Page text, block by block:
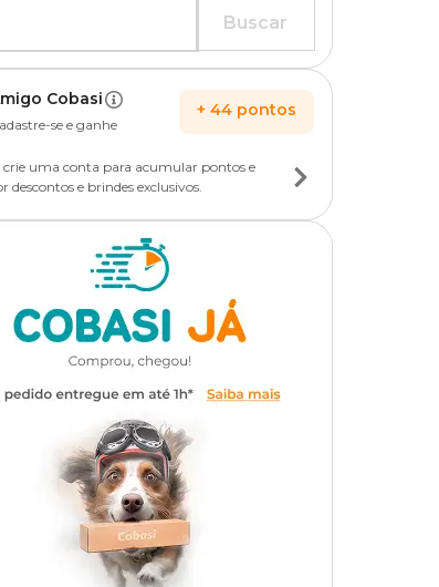
Buscar
Cobasi
se e ganhe
+ 44 pontos
crie uma conta para acumular pontos e
descontos e brindes exclusivos.